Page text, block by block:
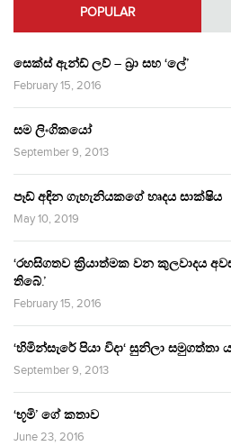
POPULAR
සෙක්ස් ඇන්ඩ් ලව් – බ්‍රා සහ ‘ලේ’
February 15, 2016
සම ලිංගිකයෝ
September 9, 2013
පෑඩ් අඳින ගැහැනියකගේ හෘදය සාක්ෂිය
May 10, 2019
‘රහසිගතව ක්‍රියාත්මක වන කුලවාදය
තිබේ.’
February 15, 2016
‘හිමින්සැරේ පියා විදා‘ සුනිලා සමුගත්තා
September 9, 2013
‘භූමි’ ගේ කතාව
June 23, 2016